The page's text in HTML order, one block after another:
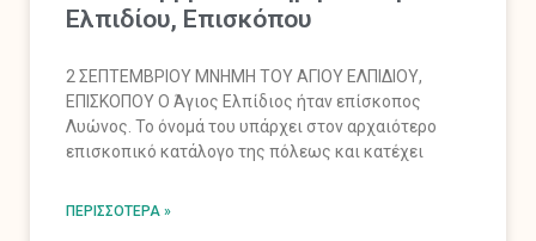
Ελπιδίου, Επισκόπου
2 ΣΕΠΤΕΜΒΡΙΟΥ ΜΝΗΜΗ ΤΟΥ ΑΓΙΟΥ ΕΛΠΙΔΙΟΥ,
ΕΠΙΣΚΟΠΟΥ Ο Άγιος Ελπίδιος ήταν επίσκοπος
Λυώνος. Το όνομά του υπάρχει στον αρχαιότερο
επισκοπικό κατάλογο της πόλεως και κατέχει
ΠΕΡΙΣΣΌΤΕΡΑ »